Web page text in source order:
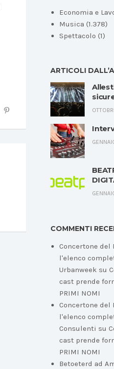
Economia e
Musica (1.378)
Spettacolo (1)
ARTICOLI
COMMENTI
Concertone del
l'elenco
Urbanweek su
cast prende
PRIMI NOMI
Concertone del
l'elenco
Consulenti su
cast prende
PRIMI NOMI
Betoeterd ad